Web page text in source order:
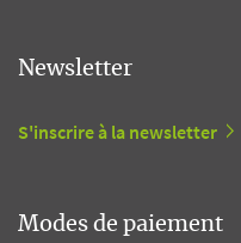
Newsletter
S'inscrire à la newsletter
Modes de paiement